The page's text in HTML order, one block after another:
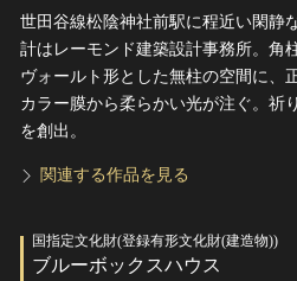
世田谷線松陰神社前駅に程近い閑静
計はレーモンド建築設計事務所。角
ヴォールト形とした無柱の空間に、
カラー膜から柔らかい光が注ぐ。祈
を創出。
関連する作品を見る
国指定文化財(登録有形文化財(建造物))
ブルーボックスハウス